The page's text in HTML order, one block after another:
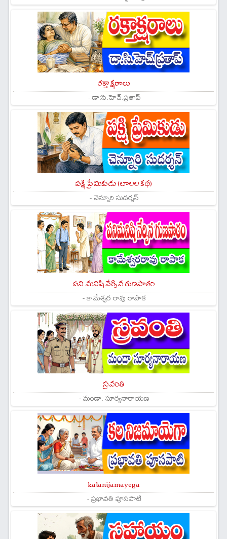
రక్తాక్షరాలు
- డా:సి.హెచ్.ప్రతాప్
పక్షి ప్రేమికుడు (బాలల కథ)
- చెన్నూరి సుదర్శన్
పని మనిషి నేర్పిన గుణపాఠం
- కామేశ్వర రావు రాపాక
స్రవంతి
- మండా. సూర్యనారాయణ
kalanijamayega
- ప్రభావతి పూసపాటి